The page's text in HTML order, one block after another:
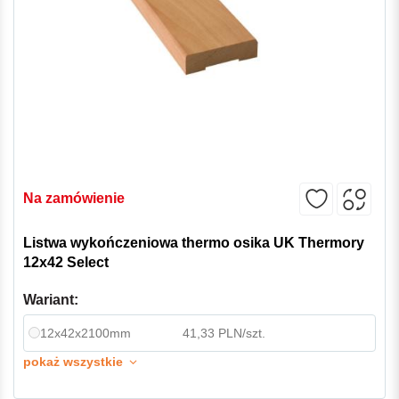
Na zamówienie
Listwa wykończeniowa thermo osika UK Thermory
12x42 Select
Wariant:
12x42x2100mm
41,33 PLN/szt.
pokaż wszystkie